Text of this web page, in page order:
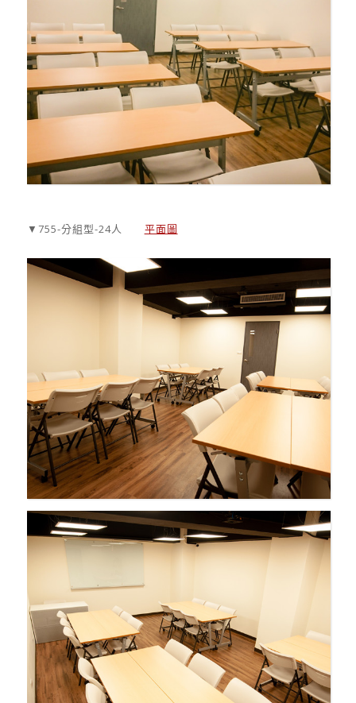
▼755-分組型-24人 平面圖